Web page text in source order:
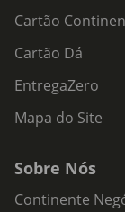
Cartão
Cartão Dá
EntregaZero
Mapa do Site
Sobre Nós
Continente